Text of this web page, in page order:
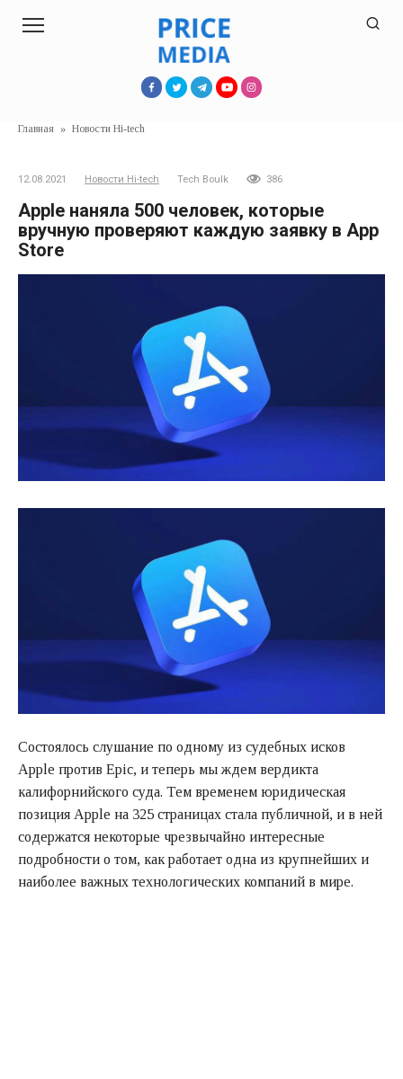
Главная » Новости Hi-tech
12.08.2021 Новости Hi-tech Tech Boulk 386
Apple наняла 500 человек, которые
вручную проверяют каждую заявку в App
Store
Состоялось слушание по одному из судебных исков
Apple против Epic, и теперь мы ждем вердикта
калифорнийского суда. Тем временем юридическая
позиция Apple на 325 страницах стала публичной, и в ней
содержатся некоторые чрезвычайно интересные
подробности о том, как работает одна из крупнейших и
наиболее важных технологических компаний в мире.